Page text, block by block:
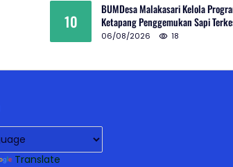
10
BUMDesa Malakasari Kelola
Ketapang Penggemukan Sapi
Simpang Siur
06/08/2026 18
Translate